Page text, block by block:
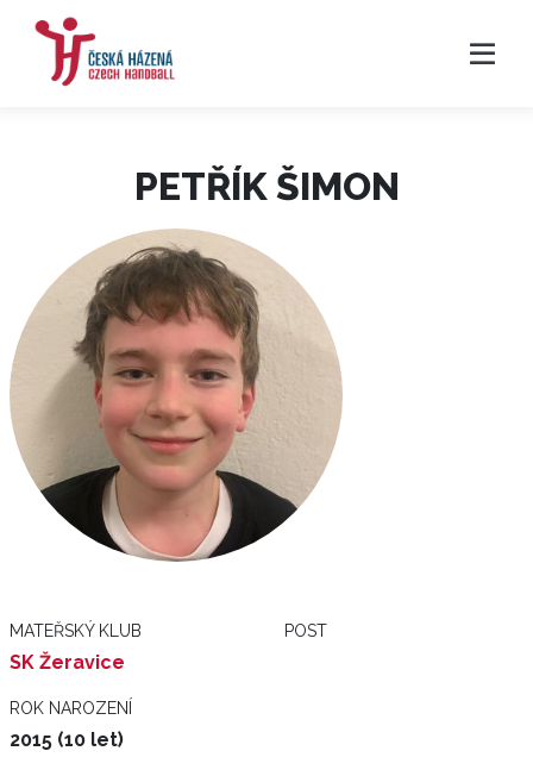
PETŘÍK ŠIMON
MATEŘSKÝ KLUB
SK Žeravice
POST
ROK NAROZENÍ
2015 (10 let)